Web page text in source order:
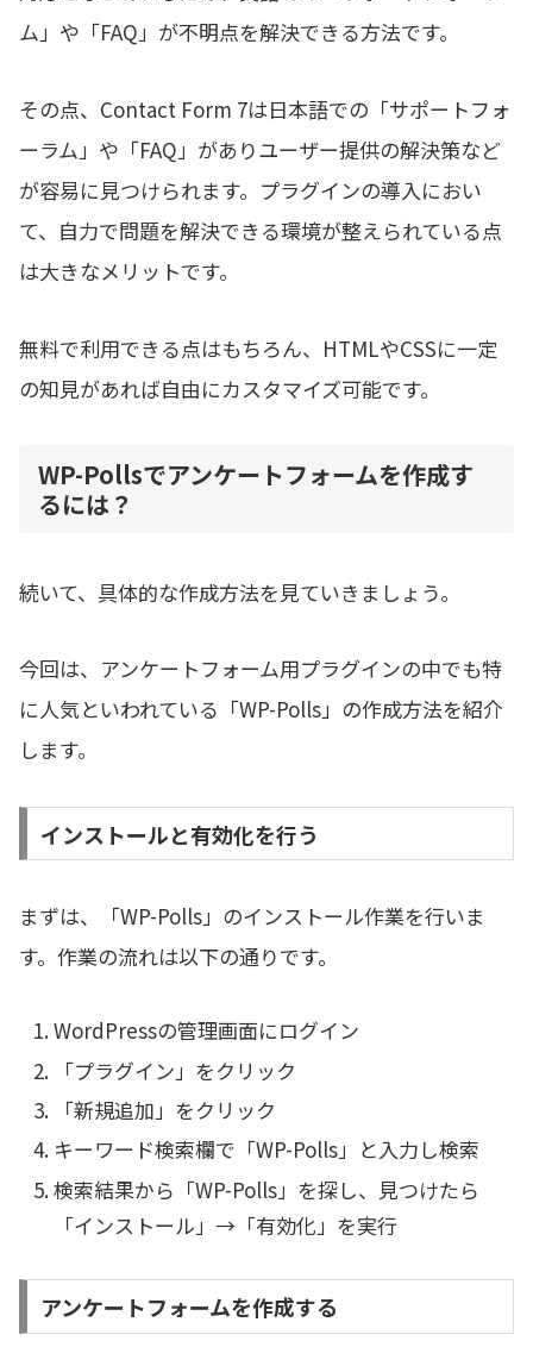
ム」や「FAQ」が不明点を解決できる方法です。
その点、Contact Form 7は日本語での「サポートフォ
ーラム」や「FAQ」がありユーザー提供の解決策など
が容易に見つけられます。プラグインの導入におい
て、自力で問題を解決できる環境が整えられている点
は大きなメリットです。
無料で利用できる点はもちろん、HTMLやCSSに一定
の知見があれば自由にカスタマイズ可能です。
WP-Pollsでアンケートフォームを作成す
るには？
続いて、具体的な作成方法を見ていきましょう。
今回は、アンケートフォーム用プラグインの中でも特
に人気といわれている「WP-Polls」の作成方法を紹介
します。
インストールと有効化を行う
まずは、「WP-Polls」のインストール作業を行いま
す。作業の流れは以下の通りです。
WordPressの管理画面にログイン
「プラグイン」をクリック
「新規追加」をクリック
キーワード検索欄で「WP-Polls」と入力し検索
検索結果から「WP-Polls」を探し、見つけたら
「インストール」→「有効化」を実行
アンケートフォームを作成する